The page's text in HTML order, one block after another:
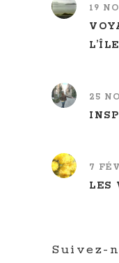
19
25
7
LES
Suivez-